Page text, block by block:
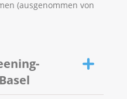
(ausgenommen von